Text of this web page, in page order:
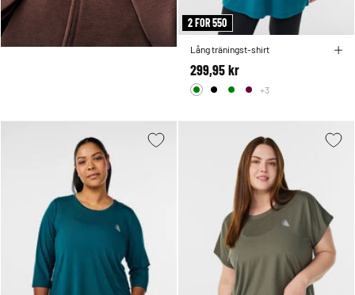
2 FOR 550
Lång träningst-shirt
299,95 kr
+3